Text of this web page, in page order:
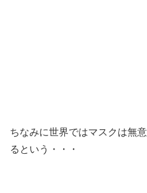
ちなみに世界ではマスクは無
るという・・・